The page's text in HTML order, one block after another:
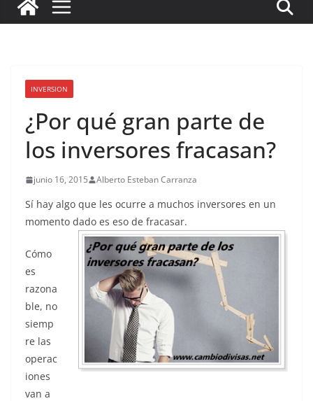
INVERSION
¿Por qué gran parte de
los inversores fracasan?
junio 16, 2015 Alberto Esteban Carranza
Sí hay algo que les ocurre a muchos inversores en un
momento dado es eso de fracasar.
Cómo
es
razona
ble, no
siemp
re las
operac
iones
van a